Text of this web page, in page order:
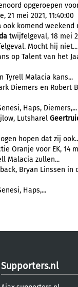
opgeroepen
21 mei 2021, 11:40:00
ook komend weekend
twijfelgeval, 18 mei
Mocht hij niet...
op Talent van het
Tyrell Malacia kans...
Diemers en Robert
Haps, Diemers,...
Lutsharel
hopen dat zij
Oranje voor EK, 14
Malacia zullen...
Bryan Linssen in
Haps,...
Supporters.nl